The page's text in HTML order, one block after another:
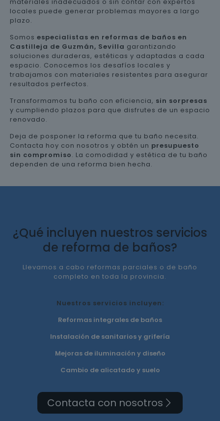
locales puede generar problemas mayores a largo
plazo.
Somos especialistas en reformas de baños en
Castilleja de Guzmán, Sevilla garantizando
soluciones duraderas, estéticas y adaptadas a cada
espacio. Conocemos los desafíos locales y
trabajamos con materiales resistentes para asegurar
resultados perfectos.
Transformamos tu baño con eficiencia, sin sorpresas
y cumpliendo plazos para que disfrutes de un espacio
renovado.
Deja de posponer la reforma que tu baño necesita.
Contacta hoy con nosotros y obtén un presupuesto
sin compromiso. La comodidad y estética de tu baño
dependen de una reforma bien hecha.
¿Qué incluyen nuestros servicios
de reforma de baños?
Llevamos a cabo reformas parciales o de baño
completo en toda la provincia.
Nuestros servicios incluyen:
Reformas integrales de baños
Instalación de sanitarios y grifería
Mejoras de iluminación y diseño
Cambio de alicatado y suelo
Contacta con nosotros